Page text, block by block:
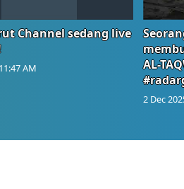
Channel sedang live
AM
AL-
2 Dec